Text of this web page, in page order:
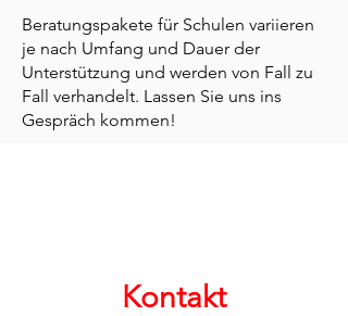
Beratungspakete für Schulen variieren
je nach Umfang und Dauer der
Unterstützung und werden von Fall zu
Fall verhandelt. Lassen Sie uns ins
Gespräch kommen!
Kontakt